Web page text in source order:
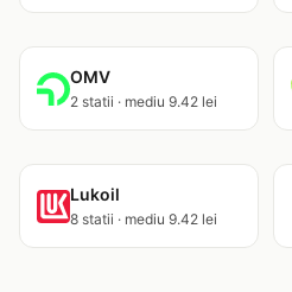
OMV
2 statii · mediu 9.42 lei
Lukoil
8 statii · mediu 9.42 lei